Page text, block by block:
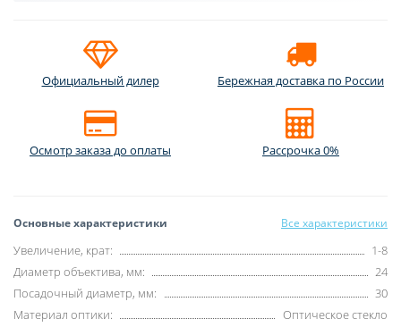
Официальный дилер Бережная доставка по России
Осмотр заказа до оплаты Рассрочка 0%
Основные характеристики Все характеристики
Увеличение, крат:
1-8
Диаметр объектива, мм:
24
Посадочный диаметр, мм:
30
Материал оптики:
Оптическое стекло